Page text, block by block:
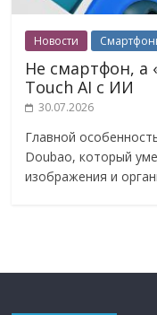
Новости
Не смартфон,
Touch AI с ИИ
30.07.2026
Главной
Doubao, который
изображения и